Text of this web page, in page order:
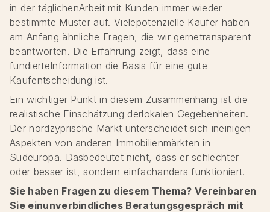
in der täglichenArbeit mit Kunden immer wieder
bestimmte Muster auf. Vielepotenzielle Käufer haben
am Anfang ähnliche Fragen, die wir gernetransparent
beantworten. Die Erfahrung zeigt, dass eine
fundierteInformation die Basis für eine gute
Kaufentscheidung ist.
Ein wichtiger Punkt in diesem Zusammenhang ist die
realistische Einschätzung derlokalen Gegebenheiten.
Der nordzyprische Markt unterscheidet sich ineinigen
Aspekten von anderen Immobilienmärkten in
Südeuropa. Dasbedeutet nicht, dass er schlechter
oder besser ist, sondern einfachanders funktioniert.
Sie haben Fragen zu diesem Thema? Vereinbaren
Sie einunverbindliches Beratungsgespräch mit